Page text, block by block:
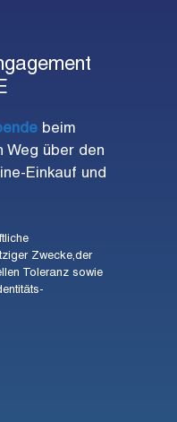
beim
Weg über den
Einkauf und
Zwecke,der
Toleranz sowie